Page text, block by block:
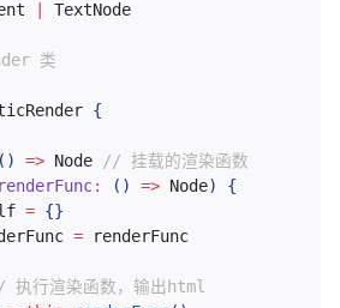
TextNode
类
{
( ) => Node
// 挂载的渲染函数
renderFunc: ( ) => Node)
{
= {}
= renderFunc
执行渲染函数，输出html